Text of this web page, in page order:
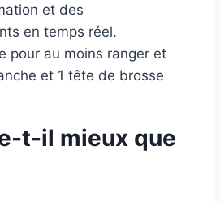
et des
en temps réel.
pour au moins ranger et
et 1 tête de brosse
t-il mieux que